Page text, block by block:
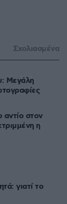
Σχολιασμένα
Μεγάλη
αντίο στον
η
γιατί το